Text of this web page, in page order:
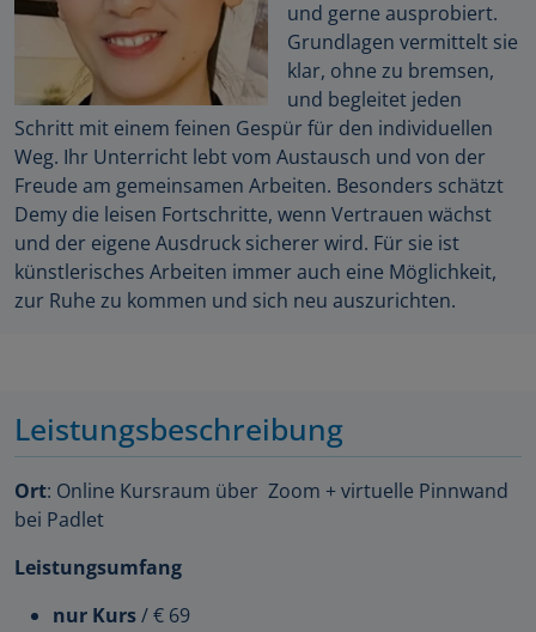
und gerne ausprobiert.
Grundlagen vermittelt sie
klar, ohne zu bremsen,
und begleitet jeden
Schritt mit einem feinen Gespür für den individuellen
Weg. Ihr Unterricht lebt vom Austausch und von der
Freude am gemeinsamen Arbeiten. Besonders schätzt
Demy die leisen Fortschritte, wenn Vertrauen wächst
und der eigene Ausdruck sicherer wird. Für sie ist
künstlerisches Arbeiten immer auch eine Möglichkeit,
zur Ruhe zu kommen und sich neu auszurichten.
Leistungsbeschreibung
Ort: Online Kursraum über Zoom + virtuelle Pinnwand
bei Padlet
Leistungsumfang
nur Kurs/ € 69